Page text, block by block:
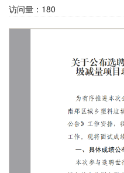
访问量： 180